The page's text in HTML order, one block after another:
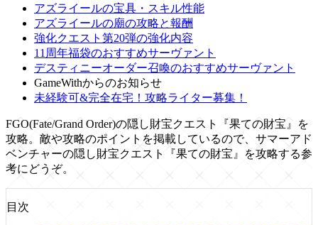
アズライールの宝具・スキル性能
アズライールの廟の攻略と報酬
強化クエスト第20弾の強化内容
11周年福袋のおすすめサーヴァント
デスティニーオーダー召喚のおすすめサーヴァント
GameWithからのお知らせ
未経験可&完全在宅！攻略ライター募集！
FGO(Fate/Grand Order)の隠し財宝クエスト『果ての財宝』を
攻略。敵や攻略のポイントを掲載しているので、サマーアド
ベンチャーの隠し財宝クエスト『果ての財宝』を攻略する参
考にどうぞ。
目次